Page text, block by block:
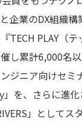
企業のDX組織構
TECH PLAY（テ
し累計6,000名
ジニア向けセミ
を、さらに進化
」としてス